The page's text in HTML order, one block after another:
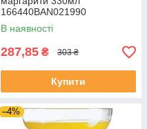
166440BAN021990
BORMIOLI ROCCO
В наявності
287,85 ₴ 303 ₴
Купити
–4%